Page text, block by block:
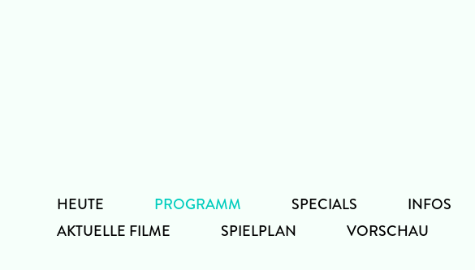
HEUTE
PROGRAMM
AKTUELLE FILME
SPIELPLAN VORSCHAU
SPECIALS INFOS